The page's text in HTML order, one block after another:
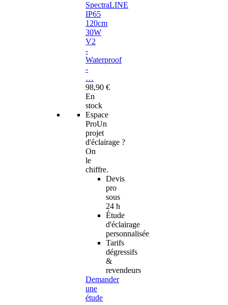
SpectraLINE
IP65
120cm
30W
V2
-
Waterproof
-
…
98,90 €
En
stock
Espace
ProUn
projet
d'éclairage ?
On
le
chiffre.
Devis
pro
sous
24 h
Étude
d'éclairage
personnalisée
Tarifs
dégressifs
&
revendeurs
Demander
une
étude